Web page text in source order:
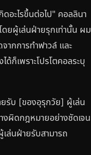
ดอะไรขึ้นต่อไป" คอลลินา
ดยผู้เล่นฝ่ายรุกเท่านั้น ผม
ากการทำฟาวล์ และ
ด้ก็เพราะโปรโตคอลระบุ
ยรับ [ของอุรุกวัย] ผู้เล่น
งผิดกฎหมายอย่างชัดเจน
เล่นฝ่ายรับสามารถ